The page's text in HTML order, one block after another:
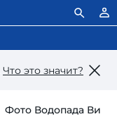
Что это значит?
Фото Водопада